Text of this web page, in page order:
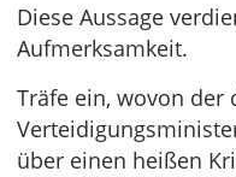
Diese Aussage
Aufmerksamkeit.
Träfe ein, wovon der
über einen heißen